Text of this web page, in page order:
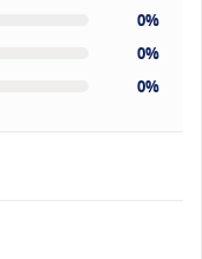
0%
0%
0%